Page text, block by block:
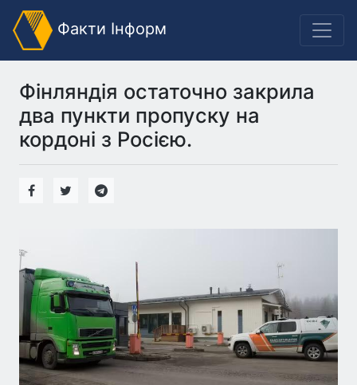
Факти Інформ
Фінляндія остаточно закрила
два пункти пропуску на
кордоні з Росією.